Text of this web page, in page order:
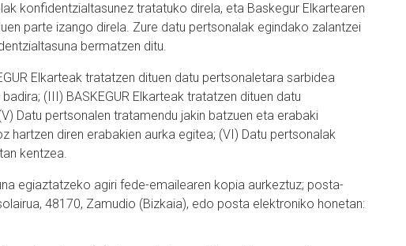
konfidentzialtasunez tratatuko direla, eta Baskegur Elkartearen
parte izango direla. Zure datu pertsonalak egindako zalantzei
bermatzen ditu.
Elkarteak tratatzen dituen datu pertsonaletara sarbidea
(III) BASKEGUR Elkarteak tratatzen dituen datu
Datu pertsonalen tratamendu jakin batzuen eta erabaki
diren erabakien aurka egitea; (VI) Datu pertsonalak
kentzea.
egiaztatzeko agiri fede-emailearen kopia aurkeztuz; posta-
48170, Zamudio (Bizkaia), edo posta elektroniko honetan: